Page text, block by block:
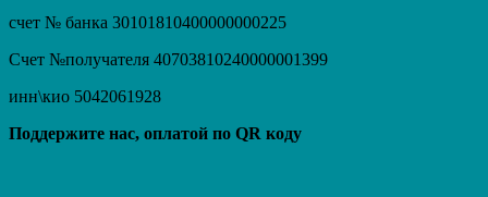
счет № банка 30101810400000000225
Счет №получателя 40703810240000001399
инн\кио 5042061928
Поддержите нас, оплатой по QR коду